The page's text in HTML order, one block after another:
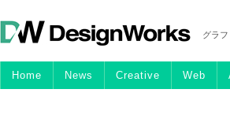
グラ
Home News Creative Web